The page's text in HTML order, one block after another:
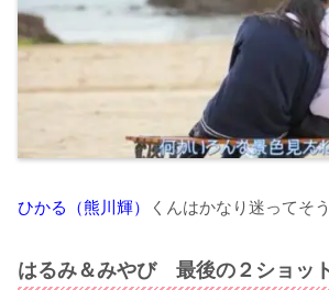
ひかる（熊川輝） くんはかなり迷ってそ
はるみ＆みやび 最後の２ショッ